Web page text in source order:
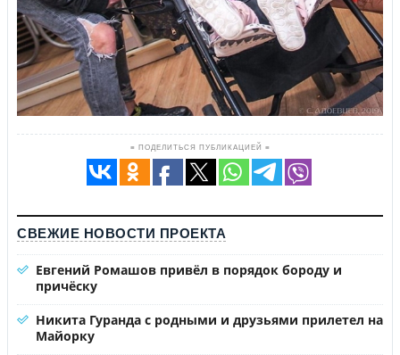
≡ ПОДЕЛИТЬСЯ ПУБЛИКАЦИЕЙ ≡
СВЕЖИЕ НОВОСТИ ПРОЕКТА
Евгений Ромашов привёл в порядок бороду и
причёску
Никита Гуранда с родными и друзьями прилетел на
Майорку